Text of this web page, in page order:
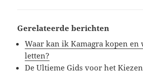
Gerelateerde berichten
Waar kan ik Kamagra kopen en
letten?
De Ultieme Gids voor het